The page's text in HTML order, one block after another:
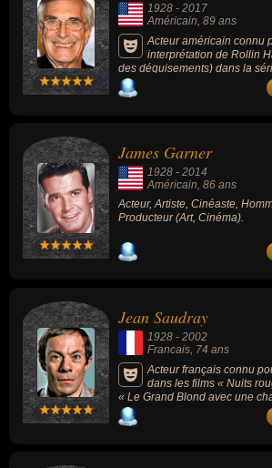
1928 - 2017
Américain , 89 ans
Acteur américain connu
interprétation de Rollin
des déguisements) dans la
impossible » (1966-1973, 7
épisodes) et son Oscar pour
James Garner
1928 - 2014
Américain, 86 ans
Acteur, Artiste, Cinéaste,
Producteur (Art, Cinéma).
Jean Saudray
1928 - 2002
Francais, 74 ans
Acteur français connu
dans les films « Nuits
« Le Grand Blond avec une
» (1972, comédie, avec Pierre
Les Malheurs d'Alfred »